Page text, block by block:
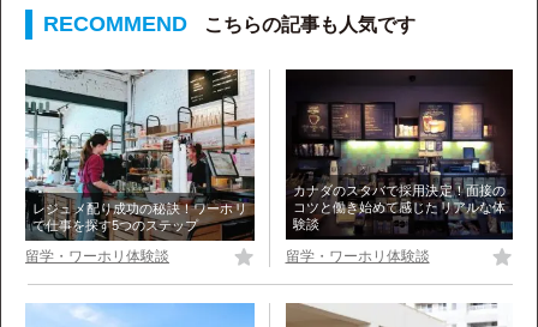
こちらの記事も人気です
レジュメ配り成功の秘訣！ワーホリ
で仕事を探す5つのステップ
留学・ワーホリ体験談
カナダのスタバで採用決定！面接の
コツと働き始めて感じたリアルな体
験談
留学・ワーホリ体験談